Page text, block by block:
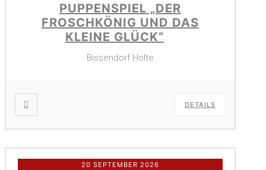
PUPPENSPIEL „DER
FROSCHKÖNIG UND DAS
KLEINE GLÜCK“
Bissendorf Holte
DETAILS
20 SEPTEMBER 2026